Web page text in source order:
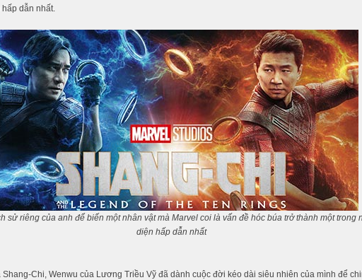
dẫn nhất.
sử riêng của anh để biến một nhân vật mà Marvel coi là vấn đề hóc búa trở thành một trong
diện hấp dẫn nhất
Shang-Chi, Wenwu của Lương Triều Vỹ đã dành cuộc đời kéo dài siêu nhiên của mình để